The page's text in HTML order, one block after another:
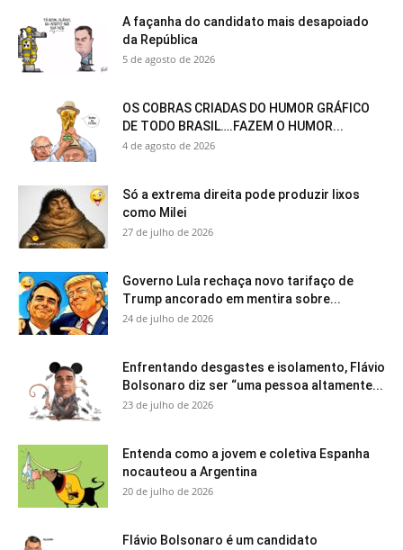
A façanha do candidato mais desapoiado
da República
5 de agosto de 2026
OS COBRAS CRIADAS DO HUMOR GRÁFICO
DE TODO BRASIL….FAZEM O HUMOR...
4 de agosto de 2026
Só a extrema direita pode produzir lixos
como Milei
27 de julho de 2026
Governo Lula rechaça novo tarifaço de
Trump ancorado em mentira sobre...
24 de julho de 2026
Enfrentando desgastes e isolamento, Flávio
Bolsonaro diz ser “uma pessoa altamente...
23 de julho de 2026
Entenda como a jovem e coletiva Espanha
nocauteou a Argentina
20 de julho de 2026
Flávio Bolsonaro é um candidato